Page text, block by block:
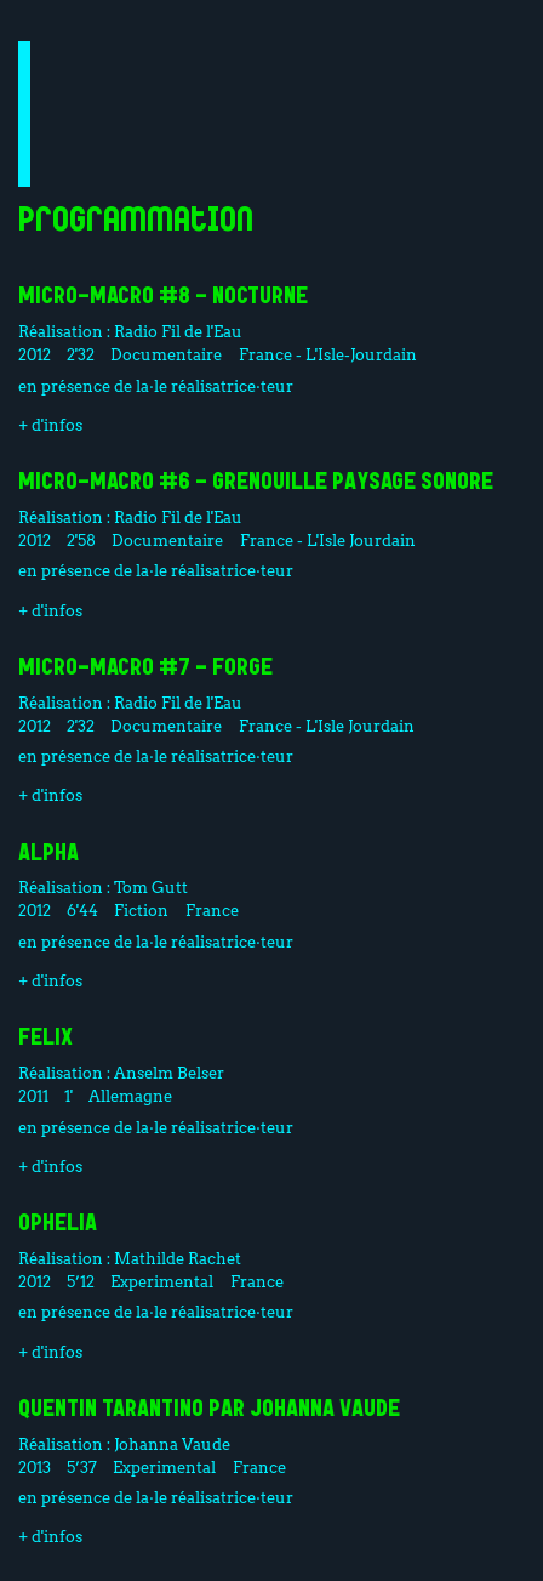
Programmation
MICRO-MACRO #8 - NOCTURNE
Réalisation : Radio Fil de l'Eau
2012
2'32 Documentaire
France - L'Isle-Jourdain
en présence de la·le réalisatrice·teur
+ d'infos
MICRO-MACRO #6 - GRENOUILLE PAYSAGE SONORE
Réalisation : Radio Fil de l'Eau
2012
2'58 Documentaire
France - L'Isle Jourdain
en présence de la·le réalisatrice·teur
+ d'infos
MICRO-MACRO #7 - FORGE
Réalisation : Radio Fil de l'Eau
2012
2'32 Documentaire
France - L'Isle Jourdain
en présence de la·le réalisatrice·teur
+ d'infos
ALPHA
Réalisation :Tom Gutt
2012
6'44 Fiction
France
en présence de la·le réalisatrice·teur
+ d'infos
FELIX
Réalisation : Anselm Belser
2011
1'
Allemagne
en présence de la·le réalisatrice·teur
+ d'infos
OPHELIA
Réalisation : Mathilde Rachet
2012
5’12 Experimental
France
en présence de la·le réalisatrice·teur
+ d'infos
QUENTIN TARANTINO PAR JOHANNA VAUDE
Réalisation : Johanna Vaude
2013
5’37 Experimental
France
en présence de la·le réalisatrice·teur
+ d'infos